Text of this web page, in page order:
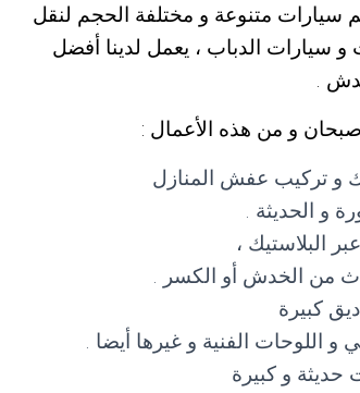
متنوعة و مختلفة الحجم لنقل
سيارات الدباب ، يعمل لدينا أفضل
.
و من هذه الأعمال :
و تركيب عفش المنازل
و الحديثة .
البلاستيك ،
من الخدش أو الكسر .
كبيرة
اللوحات الفنية و غيرها أيضا .
و كبيرة